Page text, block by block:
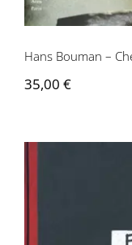
Hans Bouman –
35,00 €